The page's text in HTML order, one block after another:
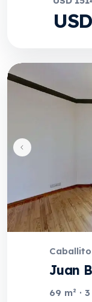
Caballito
Juan
69 m² ·